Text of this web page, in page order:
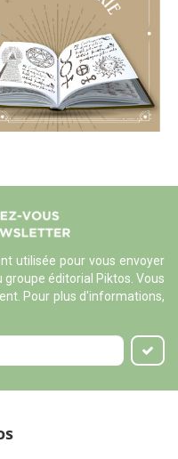
utilisée pour vous envoyer
éditorial Piktos. Vous
Pour plus d'informations,